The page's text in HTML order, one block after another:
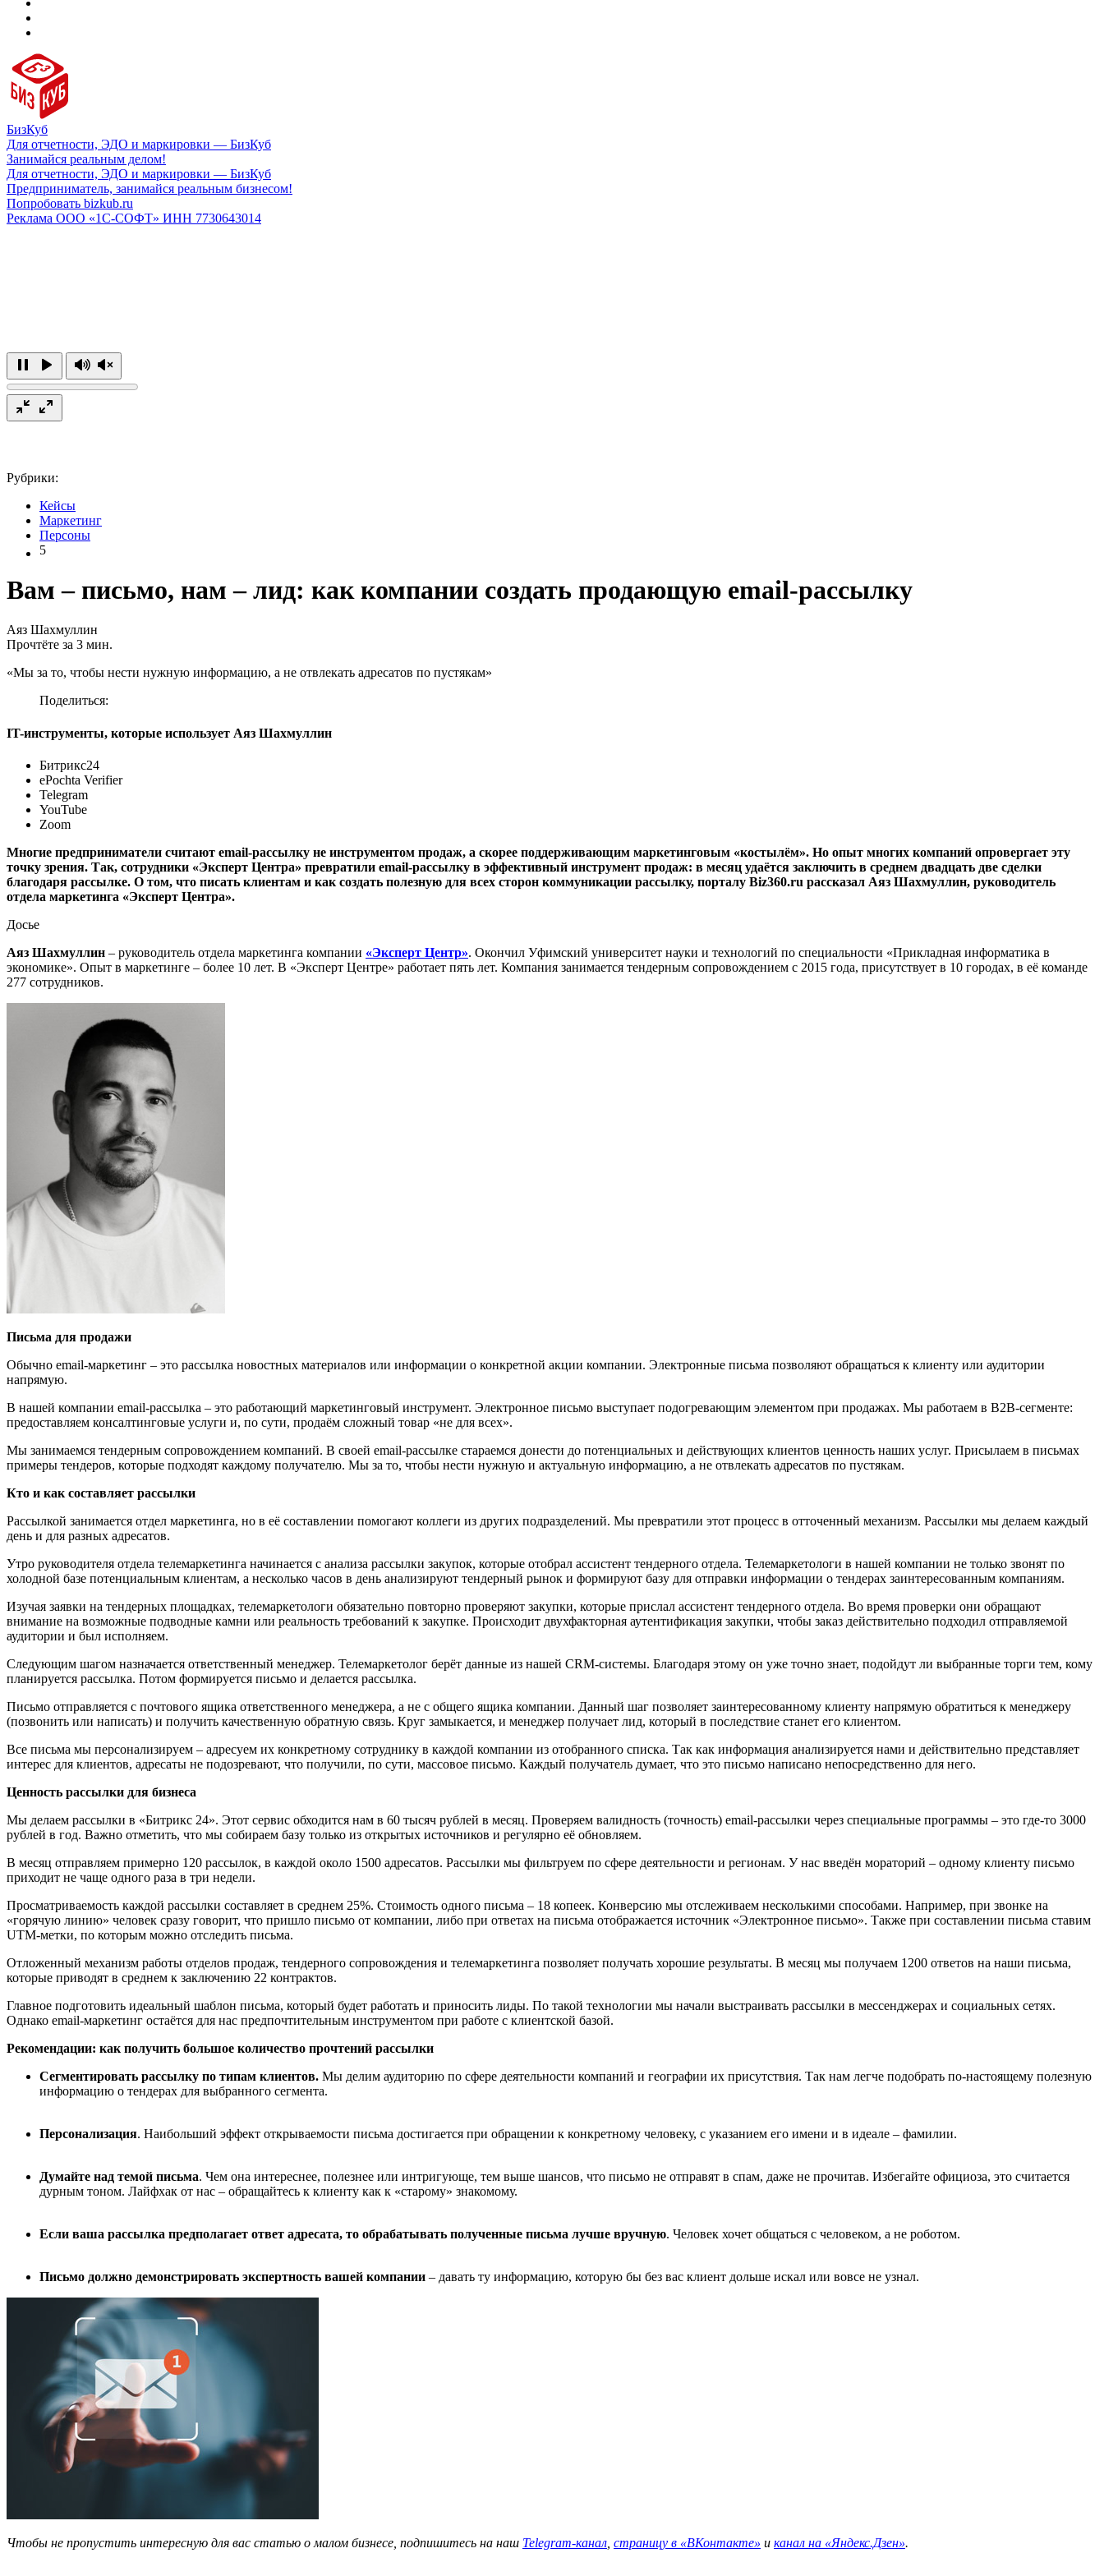
БизКуб
Для отчетности, ЭДО и маркировки — БизКуб
Занимайся реальным делом!
Для отчетности, ЭДО и маркировки — БизКуб
Предприниматель, занимайся реальным бизнесом!
Попробовать bizkub.ru
Реклама ООО «1С-СОФТ» ИНН 7730643014
Рубрики:
Кейсы
Маркетинг
Персоны
5
Вам – письмо, нам – лид: как компании создать продающую email-рассылку
Аяз Шахмуллин
Прочтёте за 3 мин.
«Мы за то, чтобы нести нужную информацию, а не отвлекать адресатов по пустякам»
Поделиться:
IT-инструменты, которые использует Аяз Шахмуллин
Битрикс24
ePochta Verifier
Telegram
YouTube
Zoom
Многие предприниматели считают email-рассылку не инструментом продаж, а скорее поддерживающим маркетинговым «костылём». Но опыт многих компаний опровергает эту
точку зрения. Так, сотрудники «Эксперт Центра» превратили email-рассылку в эффективный инструмент продаж: в месяц удаётся заключить в среднем двадцать две сделки
благодаря рассылке. О том, что писать клиентам и как создать полезную для всех сторон коммуникации рассылку, порталу Biz360.ru рассказал Аяз Шахмуллин, руководитель
отдела маркетинга «Эксперт Центра».
Досье
Аяз Шахмуллин – руководитель отдела маркетинга компании «Эксперт Центр». Окончил Уфимский университет науки и технологий по специальности «Прикладная информатика в
экономике». Опыт в маркетинге – более 10 лет. В «Эксперт Центре» работает пять лет. Компания занимается тендерным сопровождением с 2015 года, присутствует в 10 городах, в её команде
277 сотрудников.
Письма для продажи
Обычно email-маркетинг – это рассылка новостных материалов или информации о конкретной акции компании. Электронные письма позволяют обращаться к клиенту или аудитории
напрямую.
В нашей компании email-рассылка – это работающий маркетинговый инструмент. Электронное письмо выступает подогревающим элементом при продажах. Мы работаем в B2B-сегменте:
предоставляем консалтинговые услуги и, по сути, продаём сложный товар «не для всех».
Мы занимаемся тендерным сопровождением компаний. В своей email-рассылке стараемся донести до потенциальных и действующих клиентов ценность наших услуг. Присылаем в письмах
примеры тендеров, которые подходят каждому получателю. Мы за то, чтобы нести нужную и актуальную информацию, а не отвлекать адресатов по пустякам.
Кто и как составляет рассылки
Рассылкой занимается отдел маркетинга, но в её составлении помогают коллеги из других подразделений. Мы превратили этот процесс в отточенный механизм. Рассылки мы делаем каждый
день и для разных адресатов.
Утро руководителя отдела телемаркетинга начинается с анализа рассылки закупок, которые отобрал ассистент тендерного отдела. Телемаркетологи в нашей компании не только звонят по
холодной базе потенциальным клиентам, а несколько часов в день анализируют тендерный рынок и формируют базу для отправки информации о тендерах заинтересованным компаниям.
Изучая заявки на тендерных площадках, телемаркетологи обязательно повторно проверяют закупки, которые прислал ассистент тендерного отдела. Во время проверки они обращают
внимание на возможные подводные камни или реальность требований к закупке. Происходит двухфакторная аутентификация закупки, чтобы заказ действительно подходил отправляемой
аудитории и был исполняем.
Следующим шагом назначается ответственный менеджер. Телемаркетолог берёт данные из нашей CRM-системы. Благодаря этому он уже точно знает, подойдут ли выбранные торги тем, кому
планируется рассылка. Потом формируется письмо и делается рассылка.
Письмо отправляется с почтового ящика ответственного менеджера, а не с общего ящика компании. Данный шаг позволяет заинтересованному клиенту напрямую обратиться к менеджеру
(позвонить или написать) и получить качественную обратную связь. Круг замыкается, и менеджер получает лид, который в последствие станет его клиентом.
Все письма мы персонализируем – адресуем их конкретному сотруднику в каждой компании из отобранного списка. Так как информация анализируется нами и действительно представляет
интерес для клиентов, адресаты не подозревают, что получили, по сути, массовое письмо. Каждый получатель думает, что это письмо написано непосредственно для него.
Ценность рассылки для бизнеса
Мы делаем рассылки в «Битрикс 24». Этот сервис обходится нам в 60 тысяч рублей в месяц. Проверяем валидность (точность) email-рассылки через специальные программы – это где-то 3000
рублей в год. Важно отметить, что мы собираем базу только из открытых источников и регулярно её обновляем.
В месяц отправляем примерно 120 рассылок, в каждой около 1500 адресатов. Рассылки мы фильтруем по сфере деятельности и регионам. У нас введён мораторий – одному клиенту письмо
приходит не чаще одного раза в три недели.
Просматриваемость каждой рассылки составляет в среднем 25%. Стоимость одного письма – 18 копеек. Конверсию мы отслеживаем несколькими способами. Например, при звонке на
«горячую линию» человек сразу говорит, что пришло письмо от компании, либо при ответах на письма отображается источник «Электронное письмо». Также при составлении письма ставим
UTM-метки, по которым можно отследить письма.
Отложенный механизм работы отделов продаж, тендерного сопровождения и телемаркетинга позволяет получать хорошие результаты. В месяц мы получаем 1200 ответов на наши письма,
которые приводят в среднем к заключению 22 контрактов.
Главное подготовить идеальный шаблон письма, который будет работать и приносить лиды. По такой технологии мы начали выстраивать рассылки в мессенджерах и социальных сетях.
Однако email-маркетинг остаётся для нас предпочтительным инструментом при работе с клиентской базой.
Рекомендации: как получить большое количество прочтений рассылки
Сегментировать рассылку по типам клиентов. Мы делим аудиторию по сфере деятельности компаний и географии их присутствия. Так нам легче подобрать по-настоящему полезную
информацию о тендерах для выбранного сегмента.
Персонализация. Наибольший эффект открываемости письма достигается при обращении к конкретному человеку, с указанием его имени и в идеале – фамилии.
Думайте над темой письма. Чем она интереснее, полезнее или интригующе, тем выше шансов, что письмо не отправят в спам, даже не прочитав. Избегайте официоза, это считается
дурным тоном. Лайфхак от нас – обращайтесь к клиенту как к «старому» знакомому.
Если ваша рассылка предполагает ответ адресата, то обрабатывать полученные письма лучше вручную. Человек хочет общаться с человеком, а не роботом.
Письмо должно демонстрировать экспертность вашей компании – давать ту информацию, которую бы без вас клиент дольше искал или вовсе не узнал.
Чтобы не пропустить интересную для вас статью о малом бизнесе, подпишитесь на наш Telegram-канал страницу в «ВКонтакте» и канал на «Яндекс.Дзен».